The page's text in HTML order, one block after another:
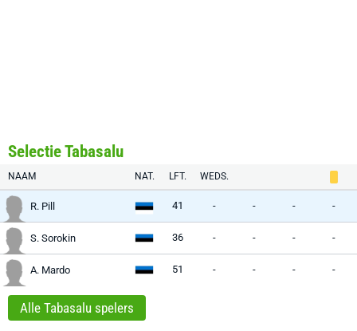
Selectie Tabasalu
NAAM NAT. LFT. WEDS.
R. Pill 41 - - - -
S. Sorokin 36 - - - -
A. Mardo 51 - - - -
Alle Tabasalu spelers